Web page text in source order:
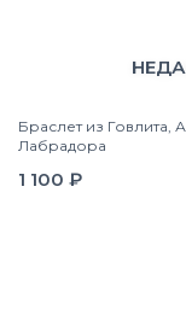
Браслет из Говлита,
Лабрадора
1 100 ₽